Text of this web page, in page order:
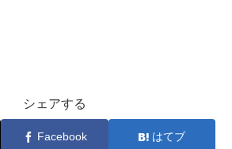
シェアする
Facebook はてブ